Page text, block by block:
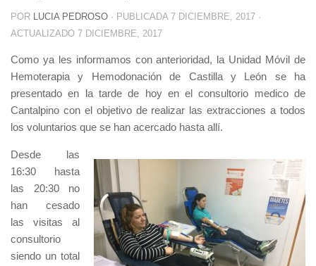
POR LUCIA PEDROSO · PUBLICADA 7 DICIEMBRE, 2017 ·
ACTUALIZADO 7 DICIEMBRE, 2017
Como ya les informamos con anterioridad, la Unidad Móvil de
Hemoterapia y Hemodonación de Castilla y León se ha
presentado en la tarde de hoy en el consultorio medico de
Cantalpino con el objetivo de realizar las extracciones a todos
los voluntarios que se han acercado hasta allí.
Desde las
16:30 hasta
las 20:30 no
han cesado
las visitas al
consultorio
siendo un total